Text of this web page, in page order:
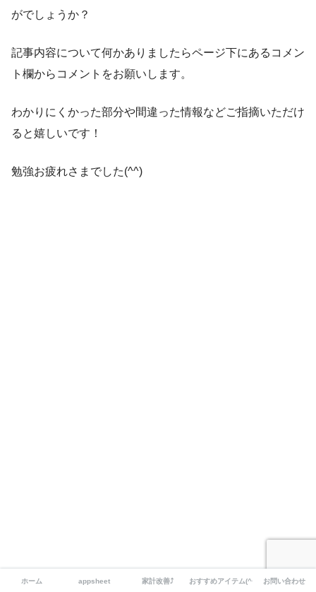
がでしょうか？
記事内容について何かありましたらページ下にあるコメン
ト欄からコメントをお願いします。
わかりにくかった部分や間違った情報などご指摘いただけ
ると嬉しいです！
勉強お疲れさまでした(^^)
ホーム appsheet 家計改善⤴ おすすめアイテム(^^) お問い合わせ